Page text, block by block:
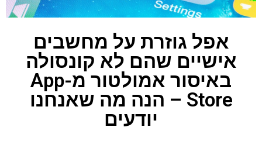
אפל גוזרת על מחשבים
אישיים שהם לא קונסולה
באיסור אמולטור מ-App
Store – הנה מה שאנחנו
יודעים